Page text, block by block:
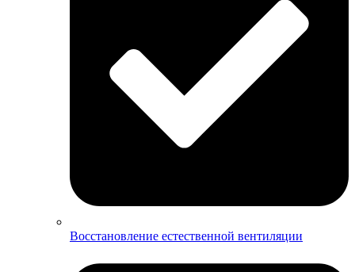
Восстановление естественной вентиляции